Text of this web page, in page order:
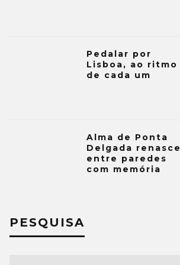
Pedalar por
Lisboa, ao ritmo
de cada um
Alma de Ponta
Delgada renasce
entre paredes
com memória
PESQUISA